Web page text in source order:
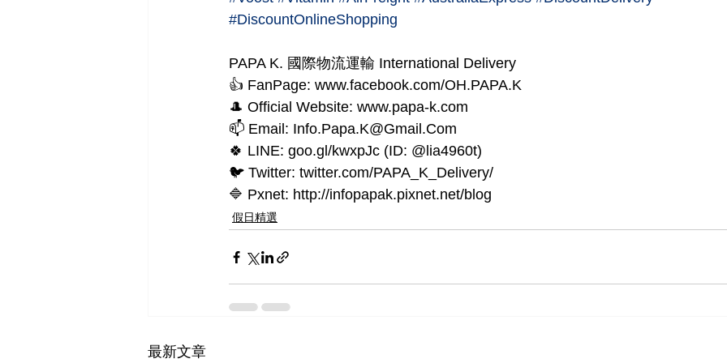
#DiscountOnlineShopping
PAPA K. 國際物流運輸 International Delivery
👍 FanPage: www.facebook.com/OH.PAPA.K
🎩 Official Website: www.papa-k.com
📫 Email: Info.Papa.K@Gmail.Com
🍀 LINE: goo.gl/kwxpJc (ID: @lia4960t)
🐦 Twitter: twitter.com/PAPA_K_Delivery/
🔷 Pxnet: http://infopapak.pixnet.net/blog
假日精選
最新文章